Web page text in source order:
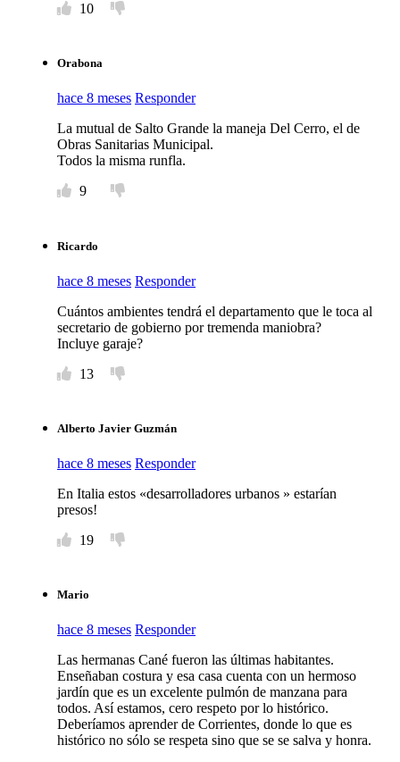
10
Orabona
hace 8 meses Responder
La mutual de Salto Grande la maneja Del Cerro, el de
Obras Sanitarias Municipal.
Todos la misma runfla.
9
Ricardo
hace 8 meses Responder
Cuántos ambientes tendrá el departamento que le toca al
secretario de gobierno por tremenda maniobra?
Incluye garaje?
13
Alberto Javier Guzmán
hace 8 meses Responder
En Italia estos «desarrolladores urbanos » estarían
presos!
19
Mario
hace 8 meses Responder
Las hermanas Cané fueron las últimas habitantes.
Enseñaban costura y esa casa cuenta con un hermoso
jardín que es un excelente pulmón de manzana para
todos. Así estamos, cero respeto por lo histórico.
Deberíamos aprender de Corrientes, donde lo que es
histórico no sólo se respeta sino que se se salva y honra.